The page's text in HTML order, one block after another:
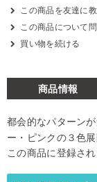
この商品を友達に
この商品について
買い物を続ける
商品情報
都会的なパターン
ー・ピンクの３色展
この商品に登録さ